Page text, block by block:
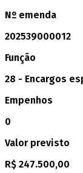
Nº emenda
202539000012
Função
28 - Encargos
Empenhos
0
Valor previsto
R$ 247.500,00